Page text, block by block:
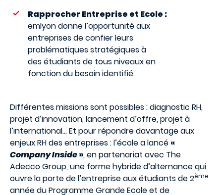
Rapprocher Entreprise et Ecole :
emlyon donne l’opportunité aux
entreprises de confier leurs
problématiques stratégiques à
des étudiants de tous niveaux en
fonction du besoin identifié.
Différentes missions sont possibles : diagnostic RH,
projet d’innovation, lancement d’offre, projet à
l’international… Et pour répondre davantage aux
enjeux RH des entreprises : l’école a lancé «
Company Inside», en partenariat avec The
Adecco Group, une forme hybride d’alternance qui
ouvre la porte de l’entreprise aux étudiants de 2ème
année du Programme Grande Ecole et de